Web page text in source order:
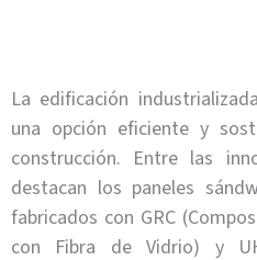
La edificación
una opción eficiente y
construcción. Entre las
destacan los paneles
fabricados con GRC
con Fibra de Vidrio) y